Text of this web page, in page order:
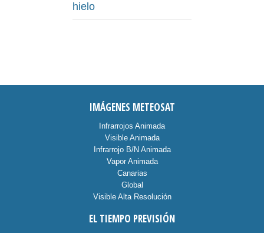
hielo
IMÁGENES METEOSAT
Infrarrojos Animada
Visible Animada
Infrarrojo B/N Animada
Vapor Animada
Canarias
Global
Visible Alta Resolución
EL TIEMPO PREVISIÓN